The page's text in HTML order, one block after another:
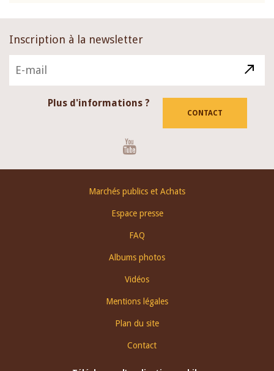
Inscription à la newsletter
Plus d'informations ?
CONTACT
Marchés publics et Achats
Espace presse
FAQ
Albums photos
Vidéos
Mentions légales
Plan du site
Contact